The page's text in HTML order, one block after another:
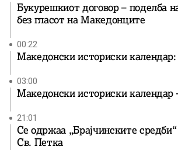
Букурешкиот договор – поделба
без гласот на Македонците
00:22
Македонски историски календар:
03:00
Македонски историски календар
21:01
Се одржаа „Брајчинските
Св. Петка